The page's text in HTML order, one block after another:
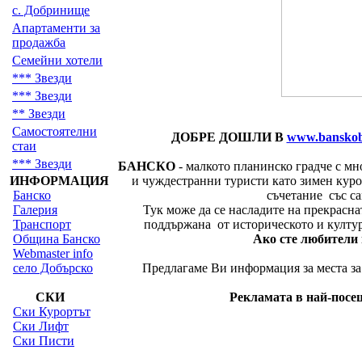
с. Добринище
Апартаменти за
продажба
Семейни хотели
*** Звезди
*** Звезди
** Звезди
Самостоятелни
стаи
*** Звезди
ИНФОРМАЦИЯ
Банско
Галерия
Транспорт
Община Банско
Webmaster info
село Добърско
СКИ
Ски Курортът
Ски Лифт
Ски Писти
ДОБРЕ ДОШЛИ В
БАНСКО - малкото планинско градче с
и чуждестранни туристи като зимен
съчетание със
Тук може да се насладите на
поддържана от историческото и
Ако сте любители
Предлагаме Ви информация за места
Рекламата в най-